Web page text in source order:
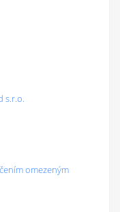
s.r.o.
omezeným